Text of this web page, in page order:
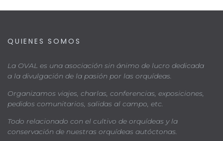
QUIENES SOMOS
La OVAL es una asociación sin ánimo de lucro dedicada
a la divulgación de la pasión por las orquídeas.
Organizamos viajes, charlas, conferencias, exposiciones,
pedidos comunitarios, salidas al campo, etc.
Todo relacionado con el cultivo de orquídeas y la
conservación de nuestras orquídeas autóctonas.